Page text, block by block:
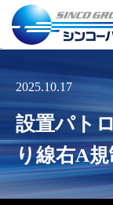
2025.10.17
設置パト
り線右A規